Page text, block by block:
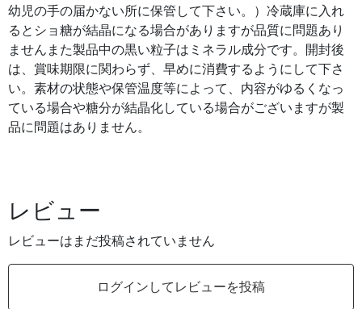
幼児の手の届かない所に保管して下さい。）冷蔵庫に入れ
るとショ糖が結晶になる場合がありますが品質に問題あり
ませんまた製品中の黒い粒子はミネラル成分です。開封後
は、賞味期限に関わらず、早めに消費するようにして下さ
い。素材の状態や保管温度等によって、内容がゆるくなっ
ている場合や糖分が結晶化している場合がございますが製
品に問題はありません。
レビュー
レビューはまだ投稿されていません
ログインしてレビューを投稿